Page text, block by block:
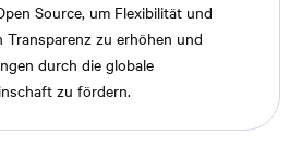
Source, um Flexibilität und
Transparenz zu erhöhen und
durch die globale
zu fördern.